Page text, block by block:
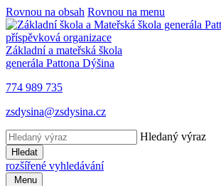
Rovnou na obsah Rovnou na menu
Základní a mateřská škola
generála Pattona Dýšina
774 989 735
zsdysina@zsdysina.cz
Hledaný výraz
Hledat
rozšířené vyhledávání
Menu